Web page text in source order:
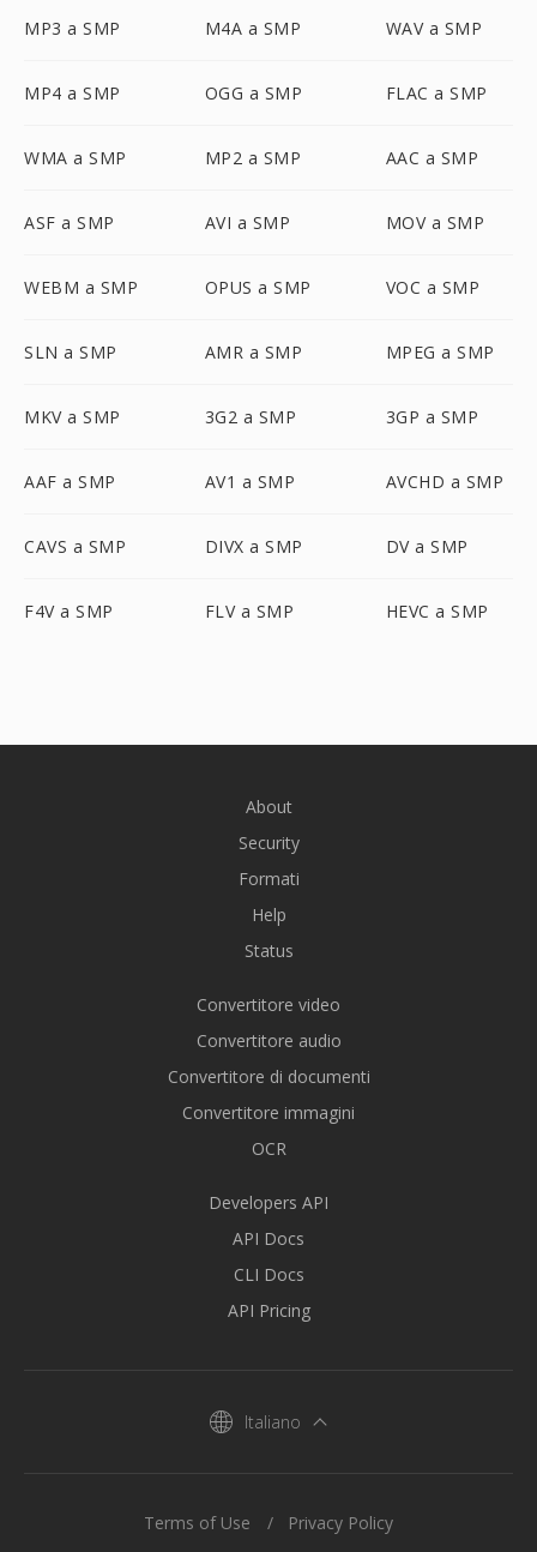
MP3 a SMP M4A a SMP WAV a SMP
MP4 a SMP OGG a SMP FLAC a SMP
WMA a SMP MP2 a SMP AAC a SMP
ASF a SMP AVI a SMP MOV a SMP
WEBM a SMP OPUS a SMP VOC a SMP
SLN a SMP AMR a SMP MPEG a SMP
MKV a SMP 3G2 a SMP 3GP a SMP
AAF a SMP AV1 a SMP AVCHD a SMP
CAVS a SMP DIVX a SMP DV a SMP
F4V a SMP FLV a SMP HEVC a SMP
About
Security
Formati
Help
Status
Convertitore video
Convertitore audio
Convertitore di documenti
Convertitore immagini
OCR
Developers API
API Docs
CLI Docs
API Pricing
Italiano
Terms of Use Privacy Policy